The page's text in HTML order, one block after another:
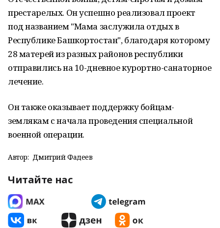
престарелых. Он успешно реализовал проект
под названием "Мама заслужила отдых в
Республике Башкортостан", благодаря которому
28 матерей из разных районов республики
отправились на 10-дневное курортно-санаторное
лечение.
Он также оказывает поддержку бойцам-
землякам с начала проведения специальной
военной операции.
Автор: Дмитрий Фадеев
Читайте нас